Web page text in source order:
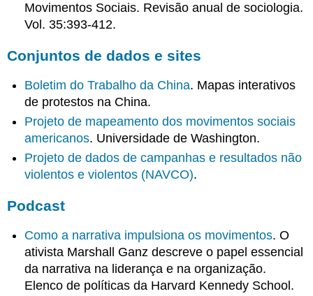
Movimentos Sociais. Revisão anual de sociologia.
Vol. 35:393-412.
Conjuntos de dados e sites
Boletim do Trabalho da China. Mapas interativos
de protestos na China.
Projeto de mapeamento dos movimentos sociais
americanos. Universidade de Washington.
Projeto de dados de campanhas e resultados não
violentos e violentos (NAVCO).
Podcast
Como a narrativa impulsiona os movimentos. O
ativista Marshall Ganz descreve o papel essencial
da narrativa na liderança e na organização.
Elenco de políticas da Harvard Kennedy School.